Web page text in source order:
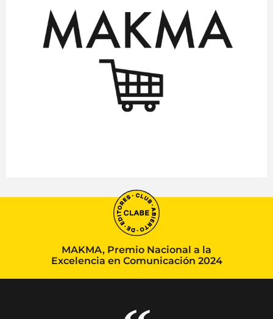
MAKMA, Premio Nacional a la
Excelencia en Comunicación 2024